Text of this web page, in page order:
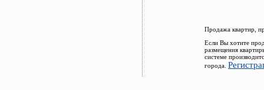
Продажа квартир,
Если Вы хотите
размещения
системе
города.